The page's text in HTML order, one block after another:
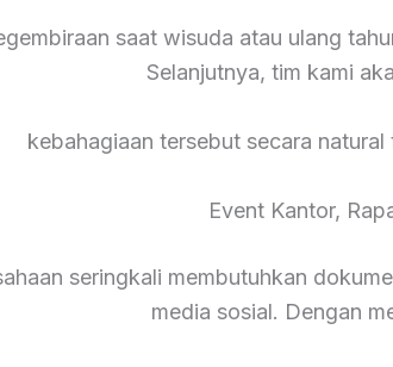
saat wisuda atau ulang
Selanjutnya, tim kami
kebahagiaan tersebut secara
Event Kantor,
seringkali membutuhkan
media sosial. Dengan